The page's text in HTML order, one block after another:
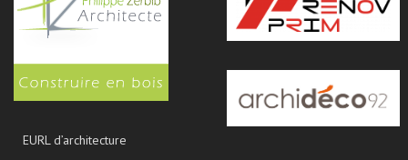
EURL d’architecture